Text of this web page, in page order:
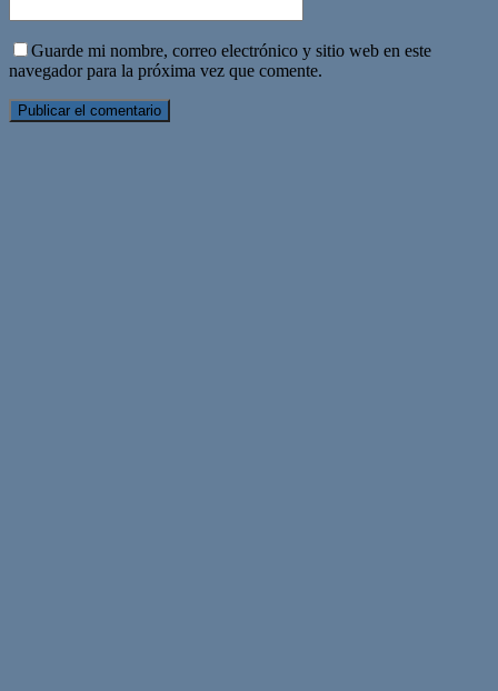
Guarde mi nombre, correo electrónico y sitio web en este
navegador para la próxima vez que comente.